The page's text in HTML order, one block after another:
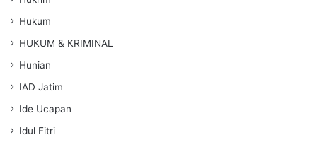
Hukum
HUKUM & KRIMINAL
Hunian
IAD Jatim
Ide Ucapan
Idul Fitri